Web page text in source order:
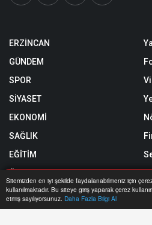
Sitemizden en iyi şekilde faydalanabilmeniz için
kullanılmaktadır. Bu siteye giriş yaparak çerez
etmiş sayılıyorsunuz. Daha Fazla Bilgi Al
ERZİNCAN
GÜNDEM
SPOR
SİYASET
EKONOMİ
SAĞLIK
EĞİTİM
ÖZEL HABER
SİZİNLE BAŞBAŞA
Anasayfa Yazarlar Haber Ara